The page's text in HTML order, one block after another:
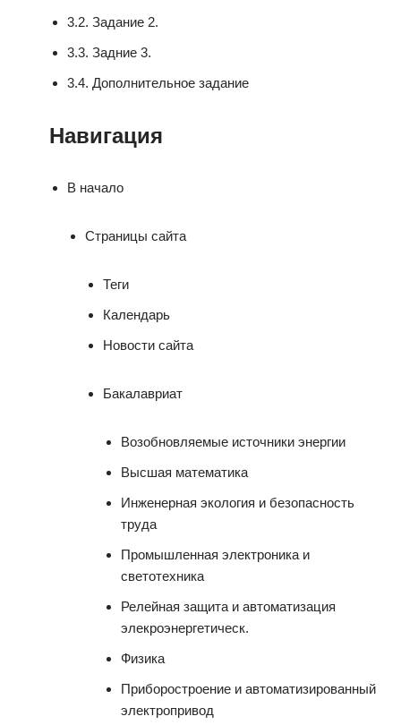
3.2. Задание 2.
3.3. Задние 3.
3.4. Дополнительное задание
Навигация
В начало
Страницы сайта
Теги
Календарь
Новости сайта
Бакалавриат
Возобновляемые источники энергии
Высшая математика
Инженерная экология и безопасность
труда
Промышленная электроника и
светотехника
Релейная защита и автоматизация
элекроэнергетическ.
Физика
Приборостроение и автоматизированный
электропривод